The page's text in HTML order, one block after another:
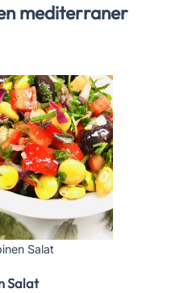
mediterraner
Salat
Salat